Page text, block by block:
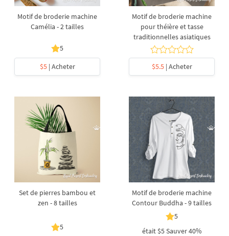
Motif de broderie machine
Camélia - 2 tailles
5
$5| Acheter
Motif de broderie machine
pour théière et tasse
traditionnelles asiatiques
$5.5| Acheter
Set de pierres bambou et
zen - 8 tailles
5
Motif de broderie machine
Contour Buddha - 9 tailles
5
était $5Sauver 40%